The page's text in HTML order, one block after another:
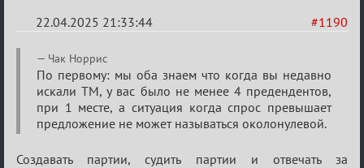
#1190
22.04.2025 21:33:44
Re:
Разговоры
XIX
ТПК.
Чак Норрис
По первому: мы оба знаем что когда вы недавно
искали ТМ, у вас было не менее 4 предендентов,
при 1 месте, а ситуация когда спрос превышает
предложение не может называться околонулевой.
Создавать партии, судить партии и отвечать за